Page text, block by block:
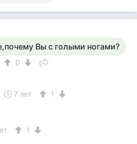
Вы с голыми ногами?
0
7 лет 1
1